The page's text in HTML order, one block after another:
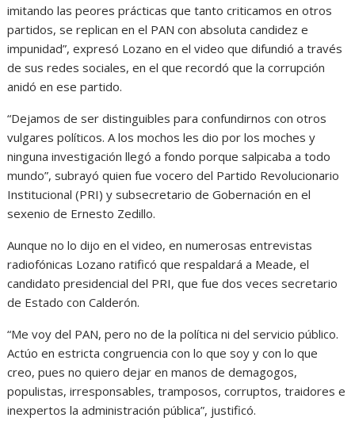
imitando las peores prácticas que tanto criticamos en otros
partidos, se replican en el PAN con absoluta candidez e
impunidad”, expresó Lozano en el video que difundió a través
de sus redes sociales, en el que recordó que la corrupción
anidó en ese partido.
“Dejamos de ser distinguibles para confundirnos con otros
vulgares políticos. A los mochos les dio por los moches y
ninguna investigación llegó a fondo porque salpicaba a todo
mundo”, subrayó quien fue vocero del Partido Revolucionario
Institucional (PRI) y subsecretario de Gobernación en el
sexenio de Ernesto Zedillo.
Aunque no lo dijo en el video, en numerosas entrevistas
radiofónicas Lozano ratificó que respaldará a Meade, el
candidato presidencial del PRI, que fue dos veces secretario
de Estado con Calderón.
“Me voy del PAN, pero no de la política ni del servicio público.
Actúo en estricta congruencia con lo que soy y con lo que
creo, pues no quiero dejar en manos de demagogos,
populistas, irresponsables, tramposos, corruptos, traidores e
inexpertos la administración pública”, justificó.